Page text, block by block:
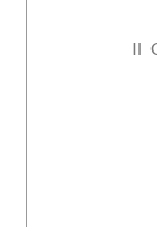
Il Cliente dichiara di possedere pieno